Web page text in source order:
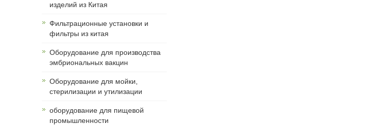
изделий из Китая
Фильтрационные установки и
фильтры из китая
Оборудование для производства
эмбриональных вакцин
Оборудование для мойки,
стерилизации и утилизации
оборудование для пищевой
промышленности